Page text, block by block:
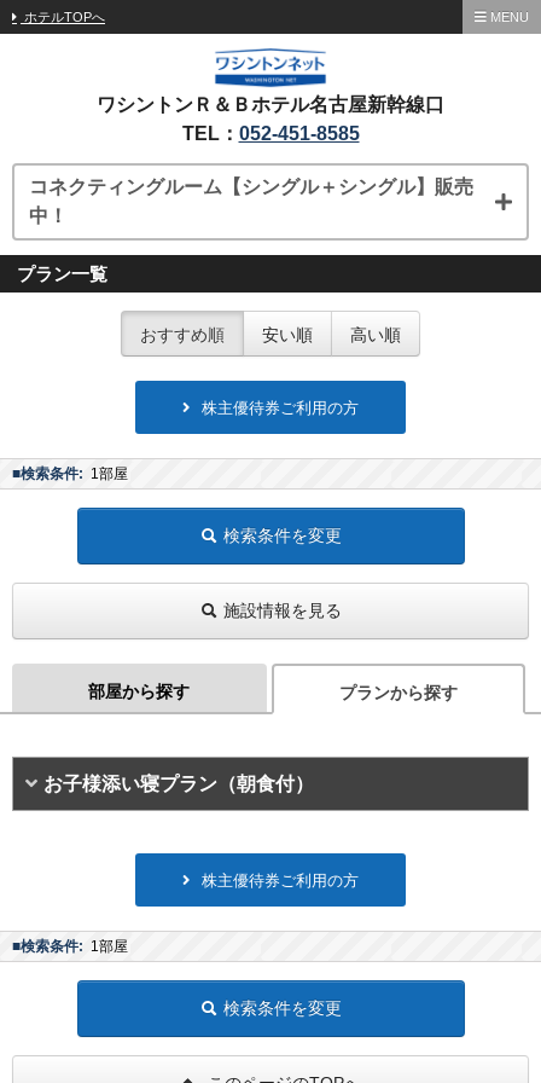
ホテルTOPへ MENU
ワシントンＲ＆Ｂホテル名古屋新幹線口
TEL： 052-451-8585
コネクティングルーム【シングル＋シングル】販売
中！
プラン一覧
おすすめ順 安い順 高い順
株主優待券ご利用の方
■検索条件: 1部屋
検索条件を変更
施設情報を見る
部屋から探す プランから探す
お子様添い寝プラン（朝食付）
株主優待券ご利用の方
■検索条件: 1部屋
検索条件を変更